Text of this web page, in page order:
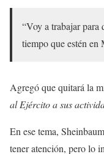
“Voy a trabajar para
tiempo que estén en
Agregó que quitará la
al Ejército a sus
En ese tema,
tener atención, pero lo